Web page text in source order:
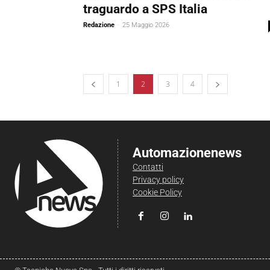
traguardo a SPS Italia
Redazione - 25 Maggio 2026
1 2 3 4
Automazionenews
Contatti
Privacy policy
Cookie Policy